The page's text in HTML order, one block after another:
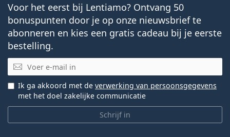
Voor het eerst bij Lentiamo? Ontvang 50
bonuspunten door je op onze nieuwsbrief te
abonneren en kies een gratis cadeau bij je eerste
bestelling.
E-mail
Schrijf in
Ik ga akkoord met de verwerking van persoonsgegevens
met het doel zakelijke communicatie